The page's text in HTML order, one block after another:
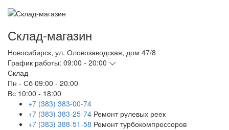
Склад-магазин
Новосибирск, ул. Оловозаводская, дом 47/8
График работы: 09:00 - 20:00
Склад
Пн - Сб 09:00 - 20:00
Вс 10:00 - 18:00
+7 (383) 383-00-74
+7 (383) 383-25-74 Ремонт рулевых реек
+7 (383) 388-51-58 Ремонт турбокомпрессоров